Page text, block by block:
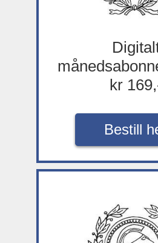
kr
Bestill